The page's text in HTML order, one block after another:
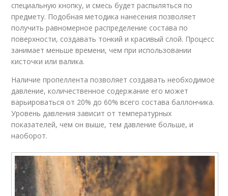
специальную кнопку, и смесь будет распыляться по
предмету. Подобная методика нанесения позволяет
получить равномерное распределение состава по
поверхности, создавать тонкий и красивый слой. Процесс
занимает меньше времени, чем при использовании
кисточки или валика.
Наличие пропеллента позволяет создавать необходимое
давление, количественное содержание его может
варьироваться от 20% до 60% всего состава баллончика.
Уровень давления зависит от температурных
показателей, чем он выше, тем давление больше, и
наоборот.